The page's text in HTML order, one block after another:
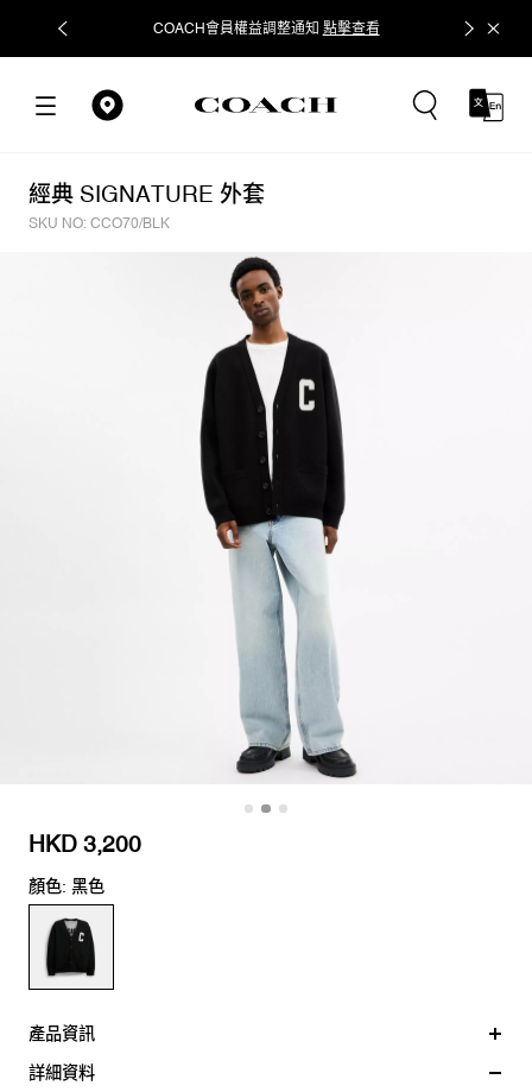
COACH會員權益調整通知 點擊查看 立即追蹤
經典 SIGNATURE 外套
SKU NO: CCO70/BLK
HKD 3,200
顏色: 黑色
產品資訊
詳細資料